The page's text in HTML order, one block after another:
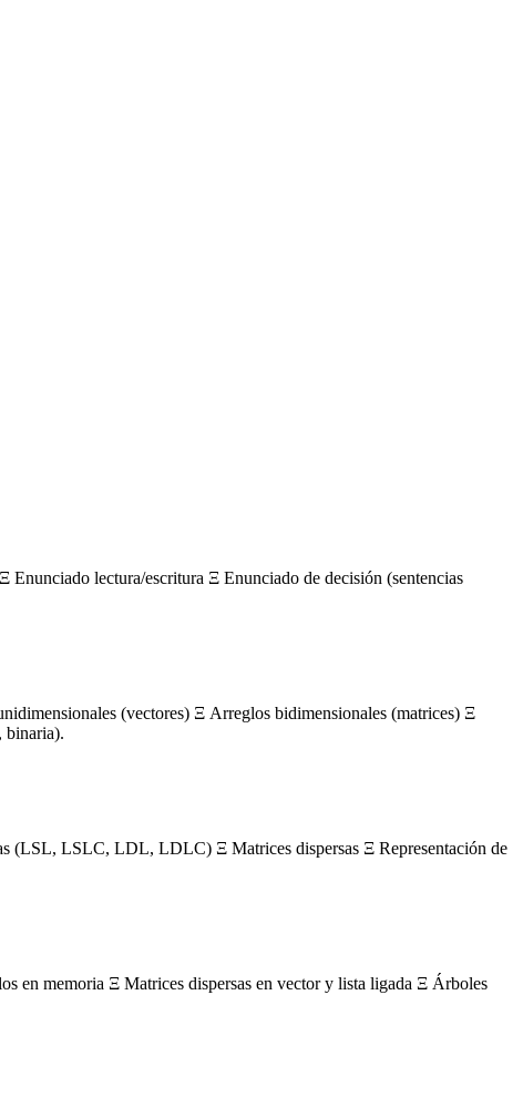
lectura/escritura Ξ Enunciado de decisión (sentencias
(vectores) Ξ Arreglos bidimensionales (matrices) Ξ
binaria).
(LSL, LSLC, LDL, LDLC) Ξ Matrices dispersas Ξ Representación de
en memoria Ξ Matrices dispersas en vector y lista ligada Ξ Árboles